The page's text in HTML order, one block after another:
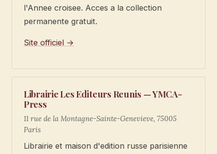
l'Annee croisee. Acces a la collection
permanente gratuit.
Site officiel →
Librairie Les Editeurs Reunis — YMCA-
Press
11 rue de la Montagne-Sainte-Genevieve, 75005
Paris
Librairie et maison d'edition russe parisienne